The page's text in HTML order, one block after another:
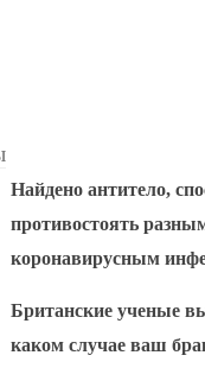
Найдено антитело,
противостоять
коронавирусным
Британские ученые
каком случае ваш